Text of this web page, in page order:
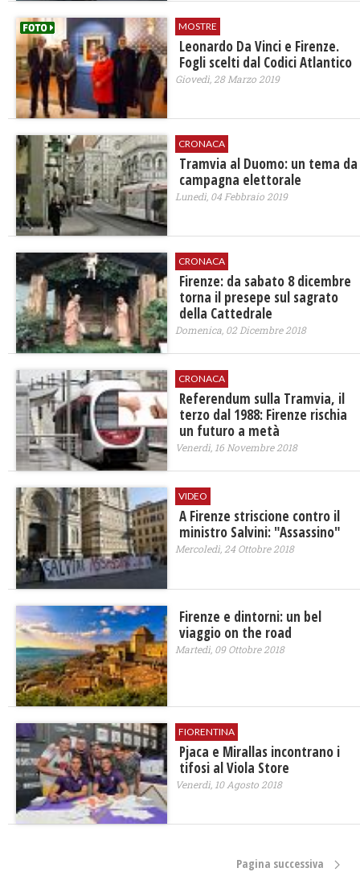
MOSTRE
Leonardo Da Vinci e Firenze.
Fogli scelti dal Codici Atlantico
Giovedì, 28 Marzo 2019
CRONACA
Tramvia al Duomo: un tema da
campagna elettorale
Lunedì, 04 Febbraio 2019
CRONACA
Firenze: da sabato 8 dicembre
torna il presepe sul sagrato
della Cattedrale
Domenica, 02 Dicembre 2018
CRONACA
Referendum sulla Tramvia, il
terzo dal 1988: Firenze rischia
un futuro a metà
Venerdì, 16 Novembre 2018
VIDEO
A Firenze striscione contro il
ministro Salvini: "Assassino"
Mercoledì, 24 Ottobre 2018
​Firenze e dintorni: un bel
viaggio on the road
Martedì, 09 Ottobre 2018
FIORENTINA
Pjaca e Mirallas incontrano i
tifosi al Viola Store
Venerdì, 10 Agosto 2018
Pagina successiva